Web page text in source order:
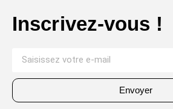
Inscrivez-vous !
Envoyer